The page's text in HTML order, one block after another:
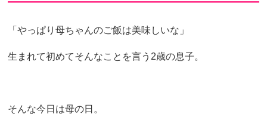
「やっぱり母ちゃんのご飯は美味しいな」
生まれて初めてそんなことを言う2歳の息子。
そんな今日は母の日。